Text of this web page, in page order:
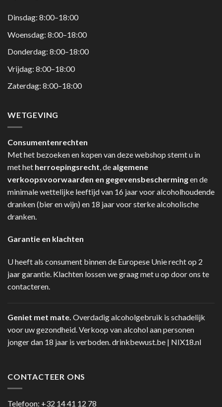
Dinsdag: 8:00–18:00
Woensdag: 8:00–18:00
Donderdag: 8:00–18:00
Vrijdag: 8:00–18:00
Zaterdag: 8:00–18:00
WETGEVING
Consumentenrechten
Met het bezoeken en kopen van deze webshop stemt u in
met het herroepingsrecht , de algemene
verkoopsvoorwaarden en gegevensbeschermingen de
minimale wettelijke leeftijd van 16 jaar voor alcoholhoudende
dranken (bier en wijn) en 18 jaar voor sterke alcoholische
dranken.
Garantie en klachten
U heeft als consument binnen de Europese Unie recht op 2
jaar garantie. Klachten lossen we graag met u op door ons te
contacteren.
Geniet met mate. Overdadig alcoholgebruik is schadelijk
voor uw gezondheid. Verkoop van alcohol aan personen
jonger dan 18 jaar is verboden.drinkbewust.be | NIX18.nl
CONTACTEER ONS
Telefoon: +32 14 41 12 78